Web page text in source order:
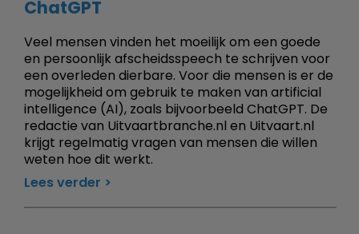
ChatGPT
Veel mensen vinden het moeilijk om een goede
en persoonlijk afscheidsspeech te schrijven voor
een overleden dierbare. Voor die mensen is er de
mogelijkheid om gebruik te maken van artificial
intelligence (AI), zoals bijvoorbeeld ChatGPT. De
redactie van Uitvaartbranche.nl en Uitvaart.nl
krijgt regelmatig vragen van mensen die willen
weten hoe dit werkt.
Lees verder